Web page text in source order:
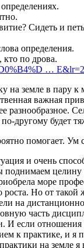
Сидеть и
определения.
кто по дрова.
… E&lr=2
на земле в пару
важная
разнообразное.
другому будет
помогает.
и очень
целину
море
роста. Но от
на
часть
И если отношения
к практике, и
на земле